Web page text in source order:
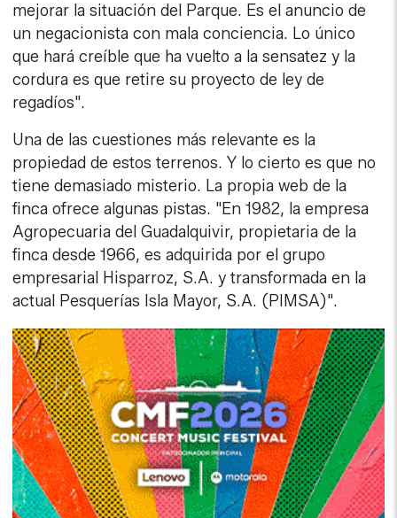
mejorar la situación del Parque. Es el anuncio de
un negacionista con mala conciencia. Lo único
que hará creíble que ha vuelto a la sensatez y la
cordura es que retire su proyecto de ley de
regadíos".
Una de las cuestiones más relevante es la
propiedad de estos terrenos. Y lo cierto es que no
tiene demasiado misterio. La propia web de la
finca ofrece algunas pistas. "En 1982, la empresa
Agropecuaria del Guadalquivir, propietaria de la
finca desde 1966, es adquirida por el grupo
empresarial Hisparroz, S.A. y transformada en la
actual Pesquerías Isla Mayor, S.A. (PIMSA)".